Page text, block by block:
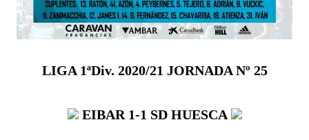
LIGA 1ªDiv. 2020/21 JORNADA Nº 25
EIBAR 1-1 SD HUESCA